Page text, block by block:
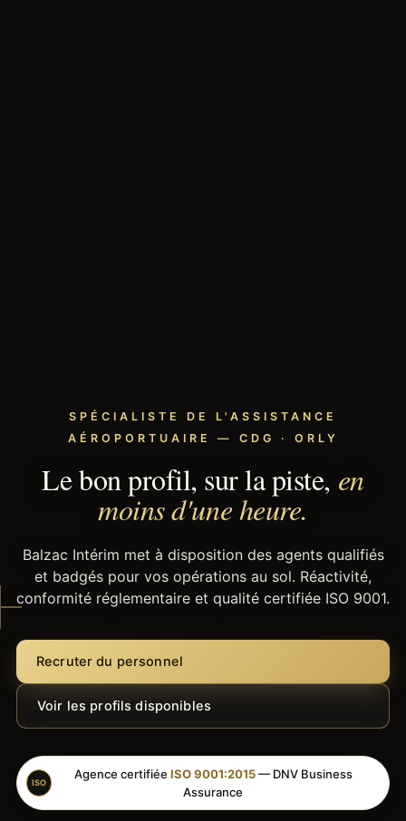
SPÉCIALISTE DE L'ASSISTANCE
AÉROPORTUAIRE — CDG · ORLY
Le bon profil, sur la piste, en
moins d'une heure.
Balzac Intérim met à disposition des agents qualifiés
et badgés pour vos opérations au sol. Réactivité,
conformité réglementaire et qualité certifiée ISO 9001.
Recruter du personnel
Voir les profils disponibles
ISO
Agence certifiée ISO 9001:2015— DNV Business
Assurance